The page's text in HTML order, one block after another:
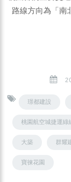
路線方向為「南
璟都建設
桃園航空城捷運綠
大築 群耀
寶徠花園